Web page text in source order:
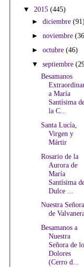
▼ 2015 (445)
►diciembre(91)
►noviembre
►octubre(46)
▼septiembre
Besamanos
a María
Santísima
la C...
Santa Lucía,
Virgen y
Mártir
Rosario de la
Aurora de
María
Santísima
Dulce ...
Nuestra Señora
de
Besamanos a
Nuestra
Señora de
Dolores
(Cerro d...